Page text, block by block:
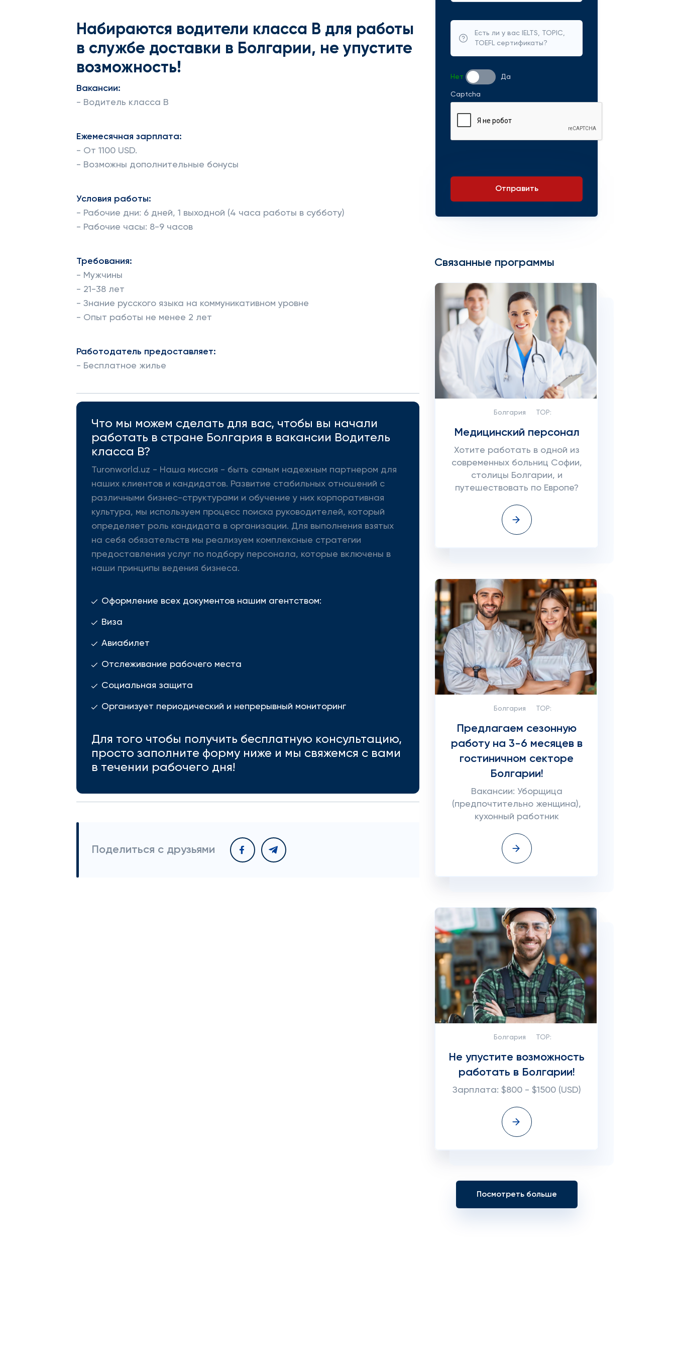
Набираются водители класса B для работы
в службе доставки в Болгарии, не упустите
возможность!
Вакансии:
- Водитель класса B
Ежемесячная зарплата:
- От 1100 USD.
- Возможны дополнительные бонусы
Условия работы:
- Рабочие дни: 6 дней, 1 выходной (4 часа работы в субботу)
- Рабочие часы: 8-9 часов
Требования:
- Мужчины
- 21-38 лет
- Знание русского языка на коммуникативном уровне
- Опыт работы не менее 2 лет
Работодатель предоставляет:
- Бесплатное жилье
Что мы можем сделать для вас, чтобы вы начали
работать в стране Болгария в вакансии Водитель
класса B?
Turonworld.uz - Наша миссия - быть самым надежным партнером для
наших клиентов и кандидатов. Развитие стабильных отношений с
различными бизнес-структурами и обучение у них корпоративная
культура, мы используем процесс поиска руководителей, который
определяет роль кандидата в организации. Для выполнения взятых
на себя обязательств мы реализуем комплексные стратегии
предоставления услуг по подбору персонала, которые включены в
наши принципы ведения бизнеса.
Оформление всех документов нашим агентством:
Виза
Авиабилет
Отслеживание рабочего места
Социальная защита
Организует периодический и непрерывный мониторинг
Для того чтобы получить бесплатную консультацию,
просто заполните форму ниже и мы свяжемся с вами
в течении рабочего дня!
Поделиться с друзьями
Есть ли у вас IELTS, TOPIC,
TOEFL сертификаты?
Нет Да
Captcha
Отправить
Связанные программы
Болгария TOP:
Медицинский персонал
Хотите работать в одной из
современных больниц Софии,
столицы Болгарии, и
путешествовать по Европе?
Болгария TOP:
Предлагаем сезонную
работу на 3-6 месяцев в
гостиничном секторе
Болгарии!
Вакансии: Уборщица
(предпочтительно женщина),
кухонный работник
Болгария TOP:
Не упустите возможность
работать в Болгарии!
Зарплата: $800 - $1500 (USD)
Посмотреть больше